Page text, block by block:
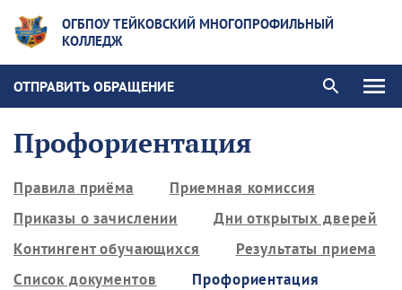
ОГБПОУ ТЕЙКОВСКИЙ МНОГОПРОФИЛЬНЫЙ
КОЛЛЕДЖ
ОТПРАВИТЬ ОБРАЩЕНИЕ
Профориентация
Правила приёма
Приемная комиссия
Приказы о зачислении
Дни открытых дверей
Контингент обучающихся
Результаты приема
Список документов
Профориентация